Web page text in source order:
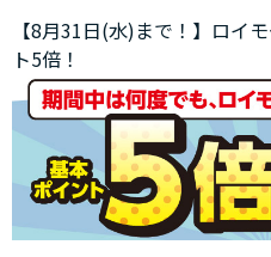
【8月31日(水)まで！】ロイ
ト5倍！